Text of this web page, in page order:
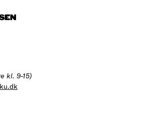
kl. 9-15)